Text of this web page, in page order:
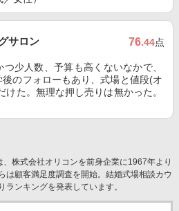
サロン 76.44点
少人数、予算も高くないなかで、
のフォローもあり、式場と値段(オ
た。無理な押し売りは無かった。
、株式会社オリコンを前身企業に1967年より
は顧客満足度調査を開始。結婚式場相談カウ
ランキングを発表しています。